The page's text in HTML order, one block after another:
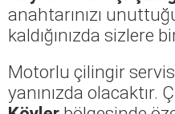
anahtarınızı
kaldığınızda sizlere
Motorlu çilingir
yanınızda olacaktır.